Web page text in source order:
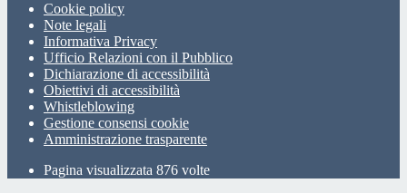
Cookie policy
Note legali
Informativa Privacy
Ufficio Relazioni con il Pubblico
Dichiarazione di accessibilità
Obiettivi di accessibilità
Whistleblowing
Gestione consensi cookie
Amministrazione trasparente
Pagina visualizzata 876 volte